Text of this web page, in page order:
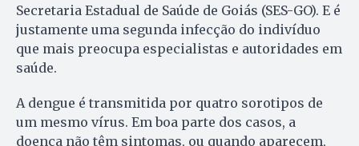
Secretaria Estadual de Saúde de Goiás (SES-GO). E é
justamente uma segunda infecção do indivíduo
que mais preocupa especialistas e autoridades em
saúde.
A dengue é transmitida por quatro sorotipos de
um mesmo vírus. Em boa parte dos casos, a
doença não têm sintomas, ou quando aparecem,